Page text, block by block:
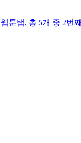
웹툰탭, 총 5개 중 2번째